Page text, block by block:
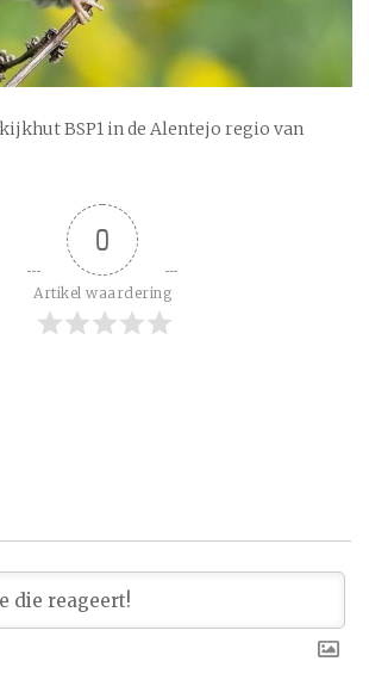
BSP1 in de Alentejo regio van
0
Artikel waardering